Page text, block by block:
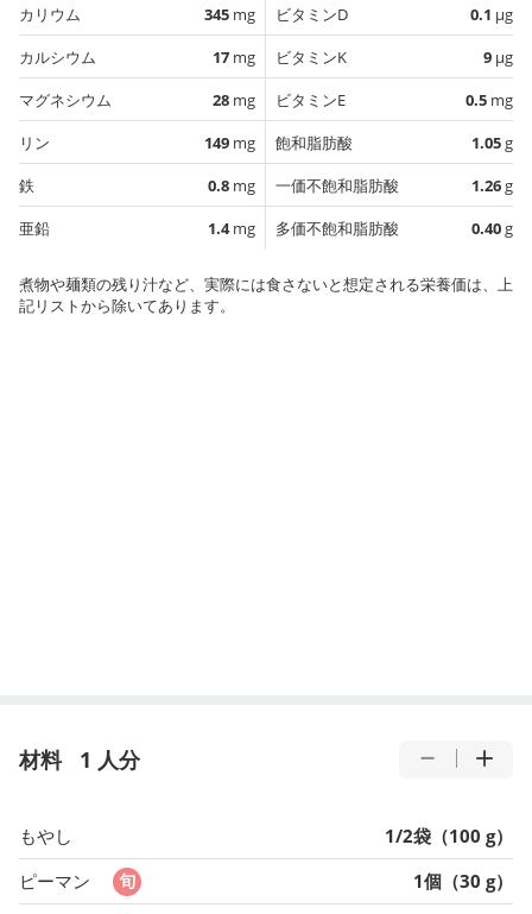
カリウム
345 mg
カルシウム
17 mg
マグネシウム
28 mg
リン
149 mg
鉄
0.8 mg
亜鉛
1.4mg
ビタミンD
0.1 µg
ビタミンK
9 µg
ビタミンE
0.5 mg
飽和脂肪酸
1.05g
一価不飽和脂肪酸
1.26g
多価不飽和脂肪酸
0.40g
煮物や麺類の残り汁など、実際には食さないと想定される栄養価は、上
記リストから除いてあります。
材料 1 人分
もやし
1/2袋（100 g）
ピーマン
1個（30 g）